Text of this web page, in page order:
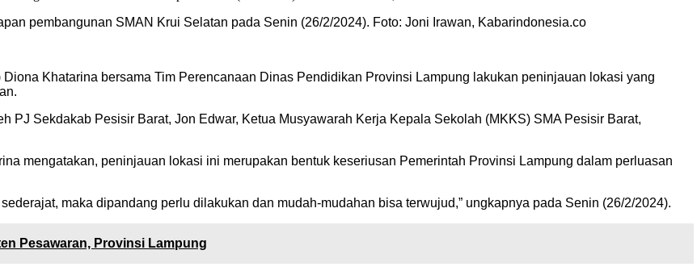
pembangunan SMAN Krui Selatan pada Senin (26/2/2024). Foto: Joni Irawan, Kabarindonesia.co
Khatarina bersama Tim Perencanaan Dinas Pendidikan Provinsi Lampung lakukan peninjauan lokasi yang
PJ Sekdakab Pesisir Barat, Jon Edwar, Ketua Musyawarah Kerja Kepala Sekolah (MKKS) SMA Pesisir Barat,
mengatakan, peninjauan lokasi ini merupakan bentuk keseriusan Pemerintah Provinsi Lampung dalam perluasan
maka dipandang perlu dilakukan dan mudah-mudahan bisa terwujud,” ungkapnya pada Senin (26/2/2024).
Pesawaran, Provinsi Lampung